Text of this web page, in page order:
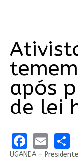
após
de lei
UGANDA -